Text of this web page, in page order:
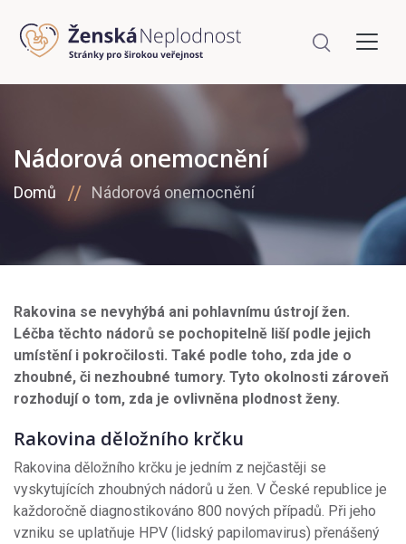
Nádorová onemocnění
Domů Nádorová onemocnění
Rakovina se nevyhýbá ani pohlavnímu ústrojí žen.
Léčba těchto nádorů se pochopitelně liší podle jejich
umístění i pokročilosti. Také podle toho, zda jde o
zhoubné, či nezhoubné tumory. Tyto okolnosti zároveň
rozhodují o tom, zda je ovlivněna plodnost ženy.
Rakovina děložního krčku
Rakovina děložního krčku je jedním z nejčastěji se
vyskytujících zhoubných nádorů u žen. V České republice je
každoročně diagnostikováno 800 nových případů. Při jeho
vzniku se uplatňuje HPV (lidský papilomavirus) přenášený